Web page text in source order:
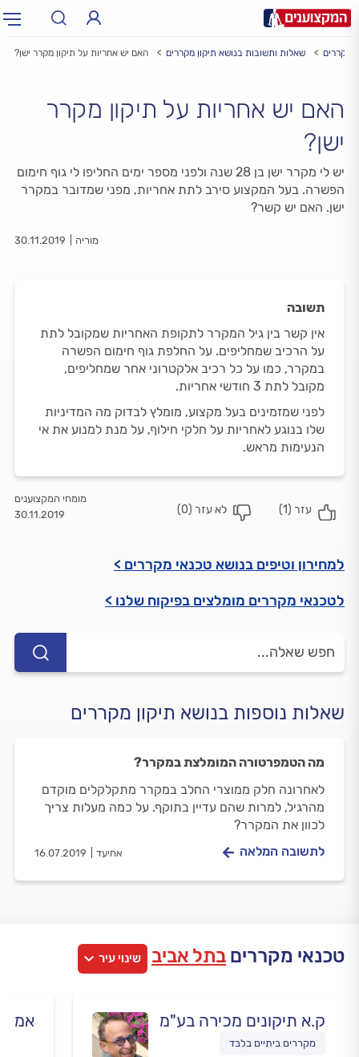
עיר: תל אביב, חיפה…
מקררים שאלות ותשובות בנושא תיקון מקררים האם יש אחריות על תיקון מקרר ישן?
האם יש אחריות על תיקון מקרר
ישן?
יש לי מקרר ישן בן 28 שנה ולפני מספר ימים החליפו לי גוף חימום
הפשרה. בעל המקצוע סירב לתת אחריות, מפני שמדובר במקרר
ישן. האם יש קשר?
מוריה 30.11.2019
תשובה
אין קשר בין גיל המקרר לתקופת האחריות שמקובל לתת
על הרכיב שמחליפים. על החלפת גוף חימום הפשרה
במקרר, כמו על כל רכיב אלקטרוני אחר שמחליפים,
מקובל לתת 3 חודשי אחריות.
לפני שמזמינים בעל מקצוע, מומלץ לבדוק מה המדיניות
שלו בנוגע לאחריות על חלקי חילוף, על מנת למנוע את אי
הנעימות מראש.
1
)
0
)
מומחי המקצוענים
30.11.2019
למחירון וטיפים בנושא טכנאי מקררים >
לטכנאי מקררים מומלצים בפיקוח שלנו >
שאלות נוספות בנושא תיקון מקררים
מה הטמפרטורה המומלצת במקרר?
לאחרונה חלק ממוצרי החלב במקרר מתקלקלים מוקדם
מהרגיל, למרות שהם עדיין בתוקף. על כמה מעלות צריך
לכוון את המקרר?
אחיעד 16.07.2019 לתשובה המלאה
טכנאי מקררים בתל אביב שינוי עיר
ק.א תיקונים מכירה בע"מ
מקררים ביתיים בלבד